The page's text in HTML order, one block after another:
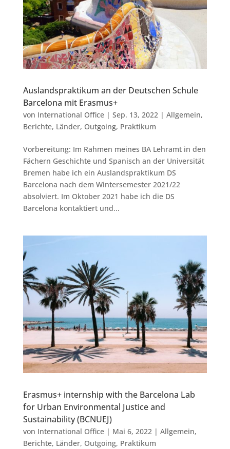
Auslandspraktikum an der Deutschen Schule
Barcelona mit Erasmus+
von International Office| Sep. 13, 2022 | Allgemein,
Berichte, Länder, Outgoing, Praktikum
Vorbereitung: Im Rahmen meines BA Lehramt in den
Fächern Geschichte und Spanisch an der Universität
Bremen habe ich ein Auslandspraktikum DS
Barcelona nach dem Wintersemester 2021/22
absolviert. Im Oktober 2021 habe ich die DS
Barcelona kontaktiert und...
Erasmus+ internship with the Barcelona Lab
for Urban Environmental Justice and
Sustainability (BCNUEJ)
von International Office| Mai 6, 2022| Allgemein,
Berichte, Länder, Outgoing, Praktikum